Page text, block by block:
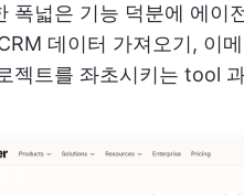
폭넓은 기능 덕분에 에이
데이터 가져오기, 이
젝트를 좌초시키는 tool